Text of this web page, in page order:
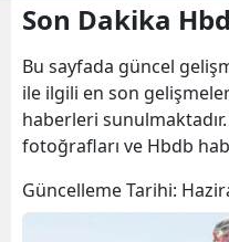
Son Dakika
Bu sayfada güncel
ile ilgili en son
haberleri
fotoğrafları ve Hbdb
Güncelleme Tarihi: